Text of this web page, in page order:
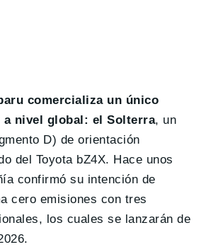
comercializa un único
a nivel global: el Solterra, un
D) de orientación
del Toyota bZ4X. Hace unos
confirmó su intención de
cero emisiones con tres
los cuales se lanzarán de